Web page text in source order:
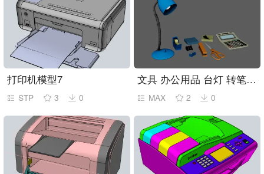
打印机模型7
STP 3 0
文具 办公用品 台灯 转笔刀组合等
MAX 2 0